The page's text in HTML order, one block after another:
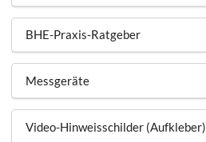
BHE-Praxis-Ratgeber
Messgeräte
Video-Hinweisschilder (Aufkleber)